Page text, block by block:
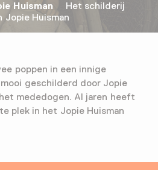
HuismanHet schilderij
Jopie Huisman
poppen in een innige
geschilderd door Jopie
mededogen. Al jaren heeft
plek in het Jopie Huisman